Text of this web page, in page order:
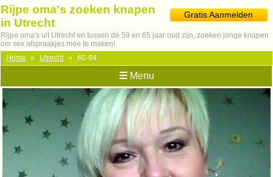
Gratis Aanmelden
Rijpe oma's zoeken knapen
in Utrecht
Rijpe oma's uit Utrecht en tussen de 59 en 65 jaar oud zijn, zoeken jonge knapen
om sex afspraakjes mee te maken!
Home » Utrecht » 60-64
☰Menu